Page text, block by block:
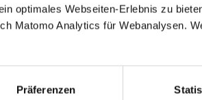
optimales Webseiten-Erlebnis zu
Matomo Analytics für Webanalysen.
Präferenzen
zum Flughafen
Informationen zu
Wien finden Sie auf der
Website der